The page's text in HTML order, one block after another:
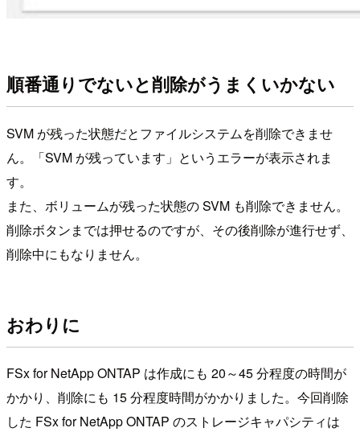
順番通りでないと削除がうまくいかない
SVM が残った状態だとファイルシステムを削除できませ
ん。「SVM が残っています」というエラーが表示されま
す。
また、ボリュームが残った状態の SVM も削除できません。
削除ボタンまでは押せるのですが、その後削除が進行せず、
削除中にもなりません。
おわりに
FSx for NetApp ONTAP は作成にも 20～45 分程度の時間が
かかり、削除にも 15 分程度時間がかかりました。今回削除
した FSx for NetApp ONTAP のストレージキャパシティは